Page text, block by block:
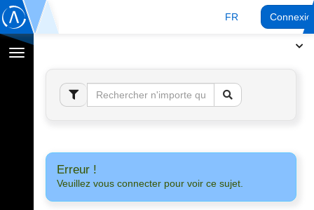
FR
Afficher
Erreur !
Veuillez vous connecter pour voir ce sujet.